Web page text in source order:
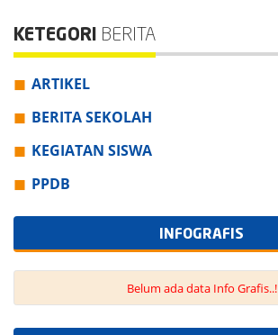
KETEGORI BERITA
ARTIKEL
BERITA SEKOLAH
KEGIATAN SISWA
PPDB
INFOGRAFIS
Belum ada data Info Grafis..!